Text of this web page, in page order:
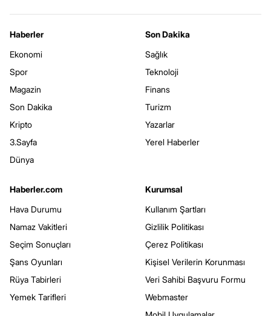
Haberler
Ekonomi
Spor
Magazin
Son Dakika
Kripto
3.Sayfa
Dünya
Son Dakika
Sağlık
Teknoloji
Finans
Turizm
Yazarlar
Yerel Haberler
Haberler.com
Hava Durumu
Namaz Vakitleri
Seçim Sonuçları
Şans Oyunları
Rüya Tabirleri
Yemek Tarifleri
Kurumsal
Kullanım Şartları
Gizlilik Politikası
Çerez Politikası
Kişisel Verilerin Korunması
Veri Sahibi Başvuru Formu
Webmaster